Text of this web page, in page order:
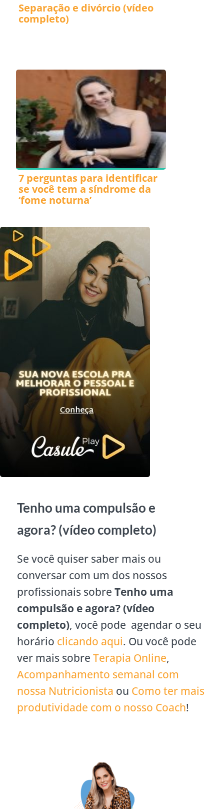
Separação e divórcio (vídeo
completo)
7 perguntas para identificar
se você tem a síndrome da
‘fome noturna’
Tenho uma compulsão e
agora? (vídeo completo)
Se você quiser saber mais ou
conversar com um dos nossos
profissionais sobre Tenho uma
compulsão e agora? (vídeo
completo), você pode agendar o seu
horário clicando aqui. Ou você pode
ver mais sobre Terapia Online,
Acompanhamento semanal com
nossa Nutricionista ou Como ter mais
produtividade com o nosso Coach!